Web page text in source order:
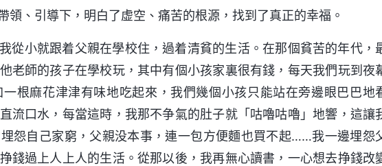
領、引導下，明白了虚空、痛苦的根源，找到了真正的幸福。
從小就跟着父親在學校住，過着清貧的生活。在那個貧苦的年代，
老師的孩子在學校玩，其中有個小孩家裏很有錢，每天我們玩到夜
根麻花津津有味地吃起來，我們幾個小孩只能站在旁邊眼巴巴地
流口水，每當這時，我那不争氣的肚子就「咕嚕咕嚕」地響，這讓
怨自己家窮，父親没本事，連一包方便麵也買不起……我一邊埋怨
錢過上人上人的生活。從那以後，我再無心讀書，一心想去挣錢改